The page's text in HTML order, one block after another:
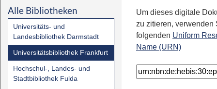
Alle Bibliotheken
Universitäts- und
Landesbibliothek Darmstadt
Universitätsbibliothek Frankfurt
Hochschul-, Landes- und
Stadtbibliothek Fulda
Um dieses digitale
zu zitieren, verwenden
folgenden Uniform
Name (URN)